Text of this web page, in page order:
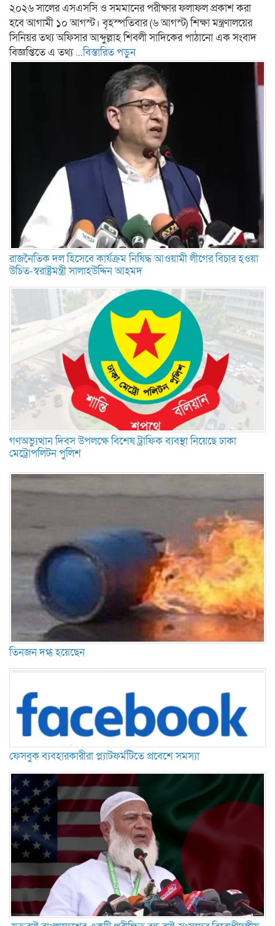
২০২৬ সালের এসএসসি ও সমমানের পরীক্ষার ফলাফল প্রকাশ করা
হবে আগামী ১০ আগস্ট। বৃহস্পতিবার (৬ আগস্ট) শিক্ষা মন্ত্রণালয়ের
সিনিয়র তথ্য অফিসার আব্দুল্লাহ শিবলী সাদিকের পাঠানো এক সংবাদ
বিজ্ঞপ্তিতে এ তথ্য...বিস্তারিত পড়ুন
রাজনৈতিক দল হিসেবে কার্যক্রম নিষিদ্ধ আওয়ামী লীগের বিচার হওয়া
উচিত-স্বরাষ্ট্রমন্ত্রী সালাহউদ্দিন আহমদ
গণঅভ্যুত্থান দিবস উপলক্ষে বিশেষ ট্রাফিক ব্যবস্থা নিয়েছে ঢাকা
মেট্রোপলিটন পুলিশ
তিনজন দগ্ধ হয়েছেন
ফেসবুক ব্যবহারকারীরা প্ল্যাটফর্মটিতে প্রবেশে সমস্যা